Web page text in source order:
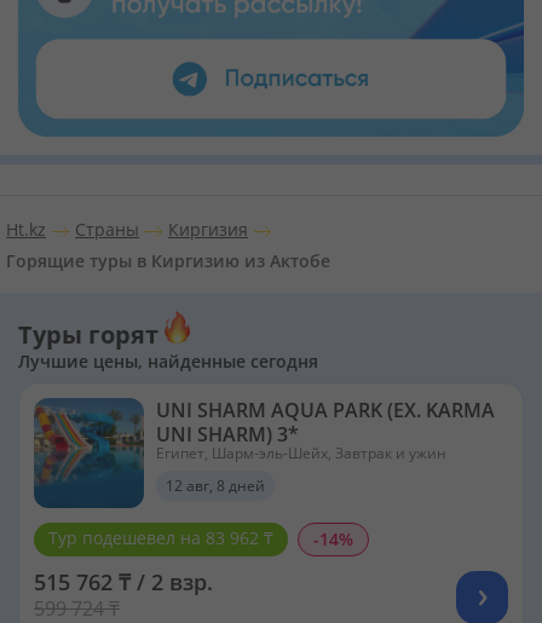
Загрузить приложение из Google Play
Ht.kz Страны
Киргизия
Горящие туры в Киргизию из Актобе
Туры горят
Лучшие цены, найденные сегодня
UNI SHARM AQUA PARK (EX. KARMA
UNI SHARM) 3*
Египет, Шарм-эль-Шейх, Завтрак и ужин
12 авг, 8 дней
Тур подешевел на 83 962 ₸ -14%
515 762 ₸ / 2 взр.
599 724 ₸